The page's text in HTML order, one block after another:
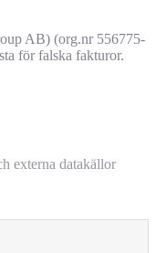
AB) (org.nr 556775-
för falska fakturor.
externa datakällor